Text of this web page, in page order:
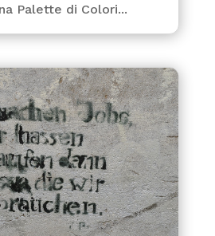
Palette di Colori...